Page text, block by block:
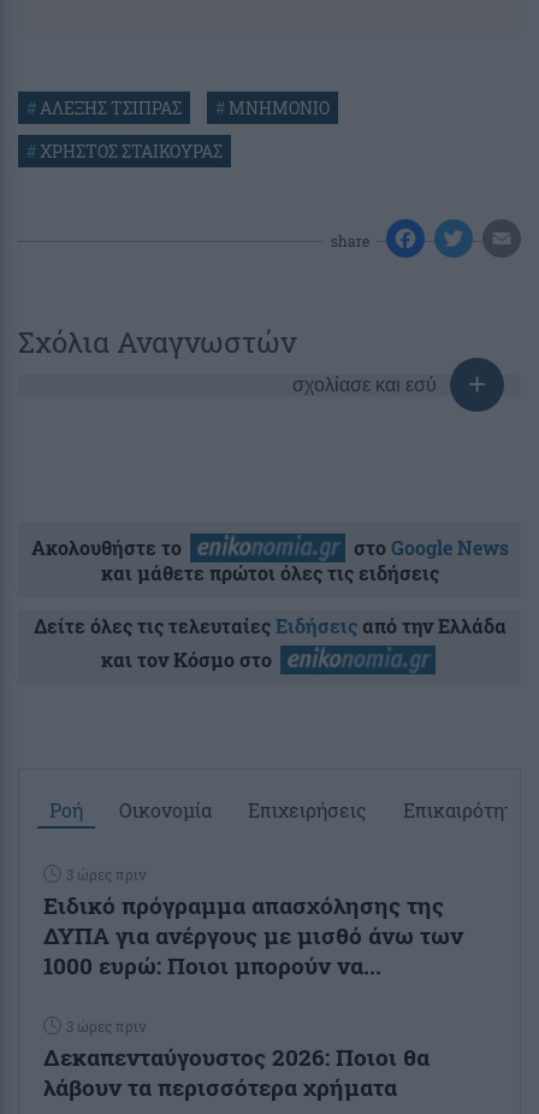
#ΑΛΕΞΗΣ ΤΣΙΠΡΑΣ # ΜΝΗΜΟΝΙΟ
#ΧΡΗΣΤΟΣ ΣΤΑΙΚΟΥΡΑΣ
share
Σχόλια Αναγνωστών
σχολίασε και εσύ
Ακολουθήστε το στοGoogle News
και μάθετε πρώτοι όλες τις ειδήσεις
Δείτε όλες τις τελευταίεςΕιδήσειςαπό την Ελλάδα
και τον Κόσμο στο
Ροή Οικονομία Επιχειρήσεις Επικαιρότητα
3 ώρες πριν
Ειδικό πρόγραμμα απασχόλησης της
ΔΥΠΑ για ανέργους με μισθό άνω των
1000 ευρώ: Ποιοι μπορούν να...
3 ώρες πριν
Δεκαπενταύγουστος 2026: Ποιοι θα
λάβουν τα περισσότερα χρήματα